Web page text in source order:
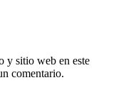
y sitio web en este
comentario.